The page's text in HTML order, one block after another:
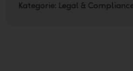
Kategorie: Legal &